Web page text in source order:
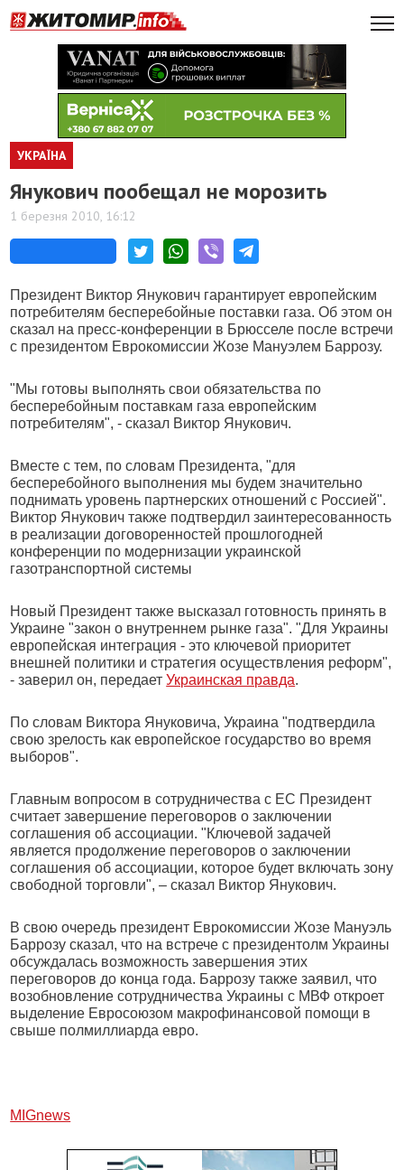
УКРАЇНА
Янукович пообещал не морозить
1 березня 2010, 16:12
Президент Виктор Янукович гарантирует европейским
потребителям бесперебойные поставки газа. Об этом он
сказал на пресс-конференции в Брюсселе после встречи
с президентом Еврокомиссии Жозе Мануэлем Баррозу.
"Мы готовы выполнять свои обязательства по
бесперебойным поставкам газа европейским
потребителям", - сказал Виктор Янукович.
Вместе с тем, по словам Президента, "для
бесперебойного выполнения мы будем значительно
поднимать уровень партнерских отношений с Россией".
Виктор Янукович также подтвердил заинтересованность
в реализации договоренностей прошлогодней
конференции по модернизации украинской
газотранспортной системы
Новый Президент также высказал готовность принять в
Украине "закон о внутреннем рынке газа". "Для Украины
европейская интеграция - это ключевой приоритет
внешней политики и стратегия осуществления реформ",
- заверил он, передаетУкраинская правда.
По словам Виктора Януковича, Украина "подтвердила
свою зрелость как европейское государство во время
выборов".
Главным вопросом в сотрудничества с ЕС Президент
считает завершение переговоров о заключении
соглашения об ассоциации. "Ключевой задачей
является продолжение переговоров о заключении
соглашения об ассоциации, которое будет включать зону
свободной торговли", – сказал Виктор Янукович.
В свою очередь президент Еврокомиссии Жозе Мануэль
Баррозу сказал, что на встрече с президентолм Украины
обсуждалась возможность завершения этих
переговоров до конца года. Баррозу также заявил, что
возобновление сотрудничества Украины с МВФ откроет
выделение Евросоюзом макрофинансовой помощи в
свыше полмиллиарда евро.
МIGnews